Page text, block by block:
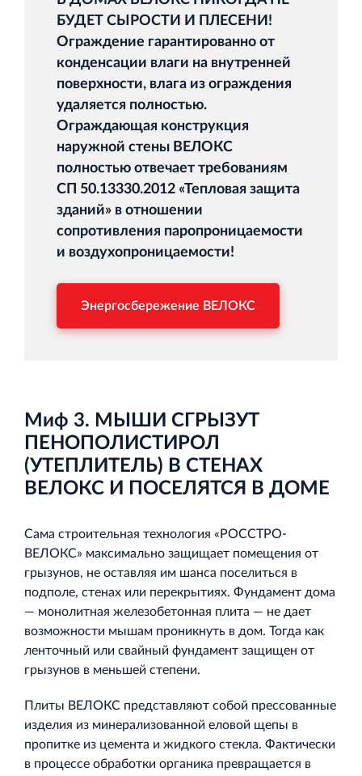
БУДЕТ СЫРОСТИ И ПЛЕСЕНИ!
Ограждение гарантированно от
конденсации влаги на внутренней
поверхности, влага из ограждения
удаляется полностью.
Ограждающая конструкция
наружной стены ВЕЛОКС
полностью отвечает требованиям
СП 50.13330.2012 «Тепловая защита
зданий» в отношении
сопротивления паропроницаемости
и воздухопроницаемости!
Энергосбережение ВЕЛОКС
Миф 3. МЫШИ СГРЫЗУТ
ПЕНОПОЛИСТИРОЛ
(УТЕПЛИТЕЛЬ) В СТЕНАХ
ВЕЛОКС И ПОСЕЛЯТСЯ В ДОМЕ
Сама строительная технология «РОССТРО-
ВЕЛОКС» максимально защищает помещения от
грызунов, не оставляя им шанса поселиться в
подполе, стенах или перекрытиях. Фундамент дома
— монолитная железобетонная плита — не дает
возможности мышам проникнуть в дом. Тогда как
ленточный или свайный фундамент защищен от
грызунов в меньшей степени.
Плиты ВЕЛОКС представляют собой прессованные
изделия из минерализованной еловой щепы в
пропитке из цемента и жидкого стекла. Фактически
в процессе обработки органика превращается в